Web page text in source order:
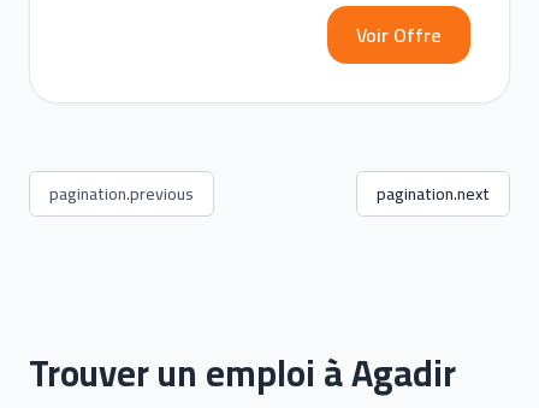
Voir Offre
pagination.previous pagination.next
Trouver un emploi à Agadir